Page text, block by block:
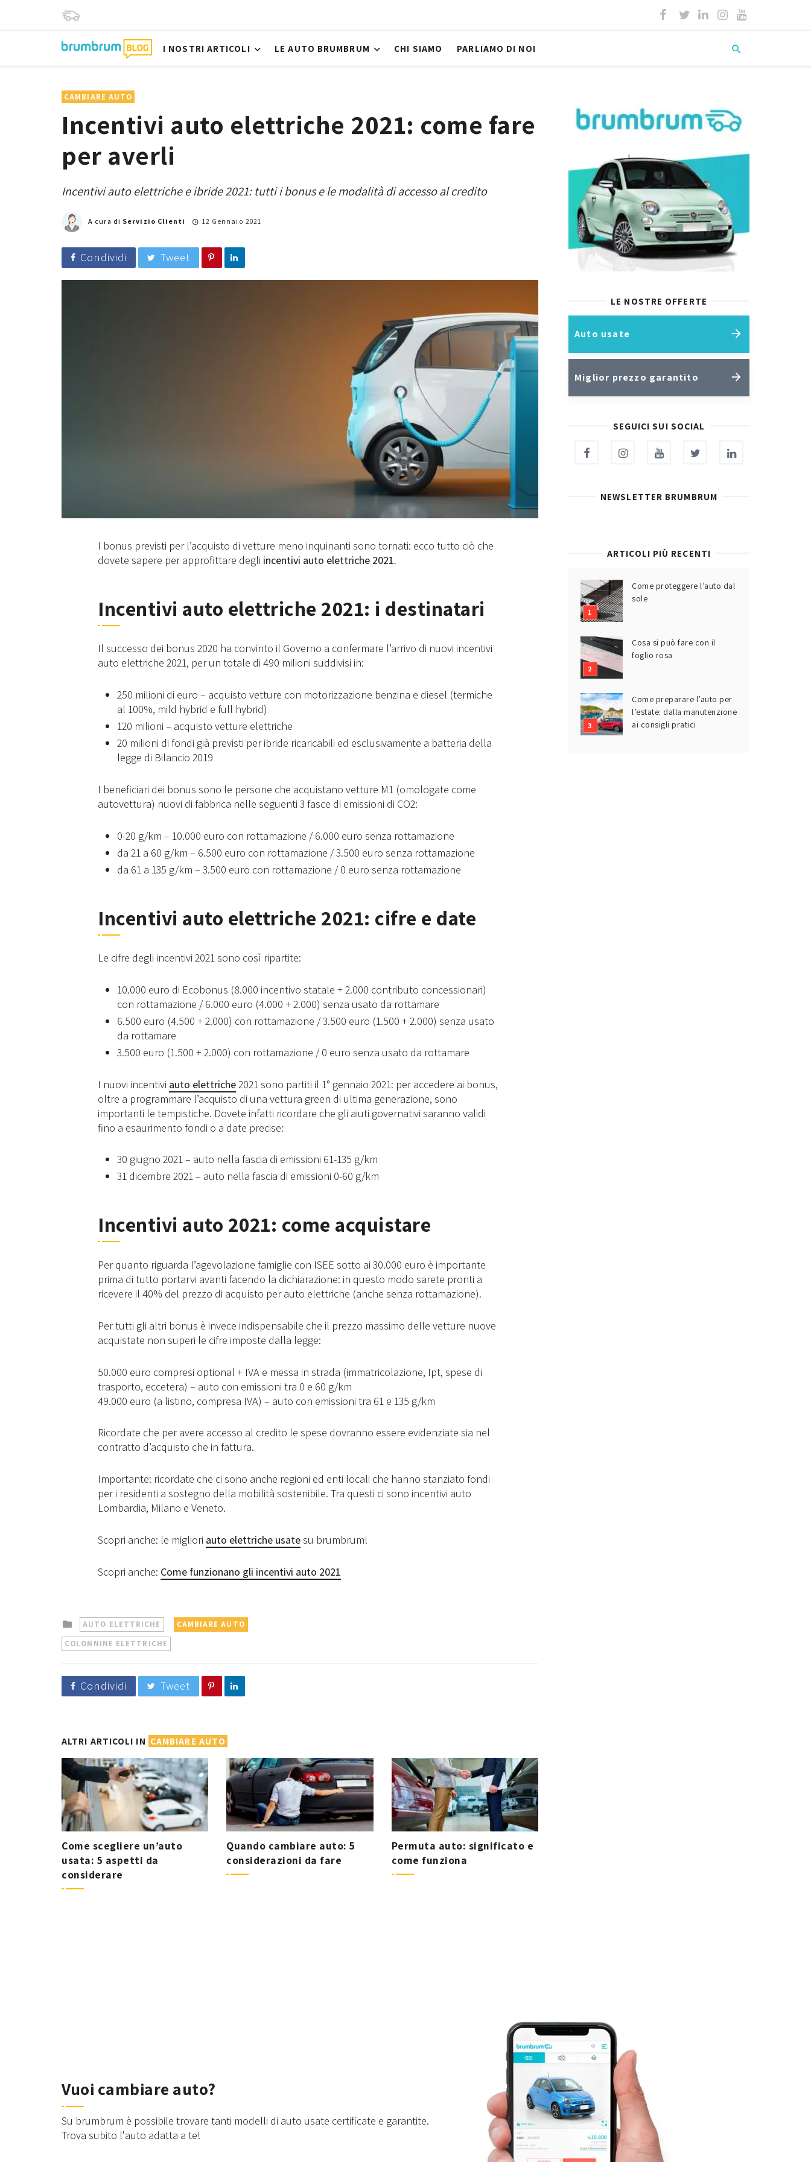
I NOSTRI ARTICOLI LE AUTO BRUMBRUM CHI SIAMO PARLIAMO DI NOI
CAMBIARE AUTO
Incentivi auto elettriche 2021: come fare
per averli
Incentivi auto elettriche e ibride 2021: tutti i bonus e le modalità di accesso al credito
A cura di Servizio Clienti 12 Gennaio 2021
Condividi Tweet
I bonus previsti per l’acquisto di vetture meno inquinanti sono tornati: ecco tutto ciò che
dovete sapere per approfittare degli incentivi auto elettriche 2021.
Incentivi auto elettriche 2021: i destinatari
Il successo dei bonus 2020 ha convinto il Governo a confermare l’arrivo di nuovi incentivi
auto elettriche 2021, per un totale di 490 milioni suddivisi in:
250 milioni di euro – acquisto vetture con motorizzazione benzina e diesel (termiche
al 100%, mild hybrid e full hybrid)
120 milioni – acquisto vetture elettriche
20 milioni di fondi già previsti per ibride ricaricabili ed esclusivamente a batteria della
legge di Bilancio 2019
I beneficiari dei bonus sono le persone che acquistano vetture M1 (omologate come
autovettura) nuovi di fabbrica nelle seguenti 3 fasce di emissioni di CO2:
0-20 g/km – 10.000 euro con rottamazione / 6.000 euro senza rottamazione
da 21 a 60 g/km – 6.500 euro con rottamazione / 3.500 euro senza rottamazione
da 61 a 135 g/km – 3.500 euro con rottamazione / 0 euro senza rottamazione
Incentivi auto elettriche 2021: cifre e date
Le cifre degli incentivi 2021 sono così ripartite:
10.000 euro di Ecobonus (8.000 incentivo statale + 2.000 contributo concessionari)
con rottamazione / 6.000 euro (4.000 + 2.000) senza usato da rottamare
6.500 euro (4.500 + 2.000) con rottamazione / 3.500 euro (1.500 + 2.000) senza usato
da rottamare
3.500 euro (1.500 + 2.000) con rottamazione / 0 euro senza usato da rottamare
I nuovi incentivi auto elettriche2021 sono partiti il 1° gennaio 2021: per accedere ai bonus,
oltre a programmare l’acquisto di una vettura green di ultima generazione, sono
importanti le tempistiche. Dovete infatti ricordare che gli aiuti governativi saranno validi
fino a esaurimento fondi o a date precise:
30 giugno 2021 – auto nella fascia di emissioni 61-135 g/km
31 dicembre 2021 – auto nella fascia di emissioni 0-60 g/km
Incentivi auto 2021: come acquistare
Per quanto riguarda l’agevolazione famiglie con ISEE sotto ai 30.000 euro è importante
prima di tutto portarvi avanti facendo la dichiarazione: in questo modo sarete pronti a
ricevere il 40% del prezzo di acquisto per auto elettriche (anche senza rottamazione).
Per tutti gli altri bonus è invece indispensabile che il prezzo massimo delle vetture nuove
acquistate non superi le cifre imposte dalla legge:
50.000 euro compresi optional + IVA e messa in strada (immatricolazione, Ipt, spese di
trasporto, eccetera) – auto con emissioni tra 0 e 60 g/km
49.000 euro (a listino, compresa IVA) – auto con emissioni tra 61 e 135 g/km
Ricordate che per avere accesso al credito le spese dovranno essere evidenziate sia nel
contratto d’acquisto che in fattura.
Importante: ricordate che ci sono anche regioni ed enti locali che hanno stanziato fondi
per i residenti a sostegno della mobilità sostenibile. Tra questi ci sono incentivi auto
Lombardia, Milano e Veneto.
Scopri anche: le migliori auto elettriche usatesu brumbrum!
Scopri anche: Come funzionano gli incentivi auto 2021
Posted
AUTO ELETTRICHE
CAMBIARE AUTO
COLONNINE ELETTRICHE
Condividi Tweet
ALTRI ARTICOLI IN CAMBIARE AUTO
Come scegliere un’auto
usata: 5 aspetti da
considerare
Quando cambiare auto: 5
considerazioni da fare
Permuta auto: significato e
come funziona
LE NOSTRE OFFERTE
Auto usate
Miglior prezzo garantito
SEGUICI SUI SOCIAL
NEWSLETTER BRUMBRUM
ARTICOLI PIÙ RECENTI
Come proteggere l’auto dal
sole
Cosa si può fare con il
foglio rosa
Come preparare l’auto per
l’estate: dalla manutenzione
ai consigli pratici
Vuoi cambiare auto?
Su brumbrum è possibile trovare tanti modelli di auto usate certificate e garantite.
Trova subito l'auto adatta a te!